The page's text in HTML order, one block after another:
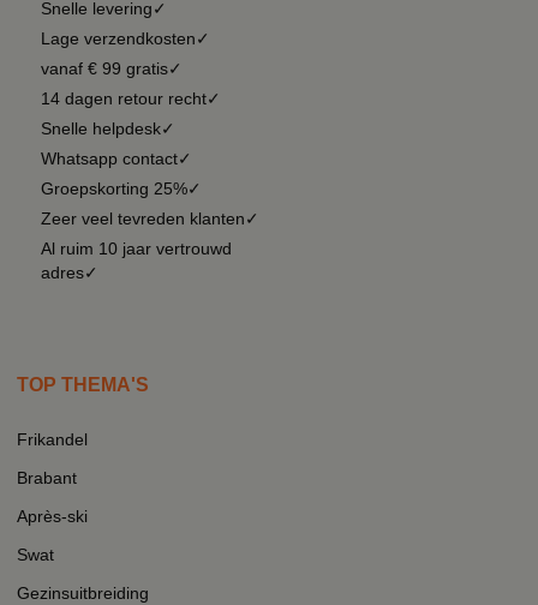
Snelle levering✓
Lage verzendkosten✓
vanaf € 99 gratis✓
14 dagen retour recht✓
Snelle helpdesk✓
Whatsapp contact✓
Groepskorting 25%✓
Zeer veel tevreden klanten✓
Al ruim 10 jaar vertrouwd
adres✓
TOP THEMA'S
Frikandel
Brabant
Après-ski
Swat
Gezinsuitbreiding